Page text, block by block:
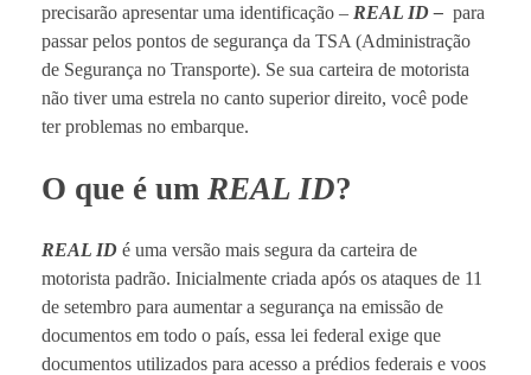
precisarão apresentar uma identificação – REAL ID – para
passar pelos pontos de segurança da TSA (Administração
de Segurança no Transporte). Se sua carteira de motorista
não tiver uma estrela no canto superior direito, você pode
ter problemas no embarque.
O que é um REAL ID?
REAL ID é uma versão mais segura da carteira de
motorista padrão. Inicialmente criada após os ataques de 11
de setembro para aumentar a segurança na emissão de
documentos em todo o país, essa lei federal exige que
documentos utilizados para acesso a prédios federais e voos